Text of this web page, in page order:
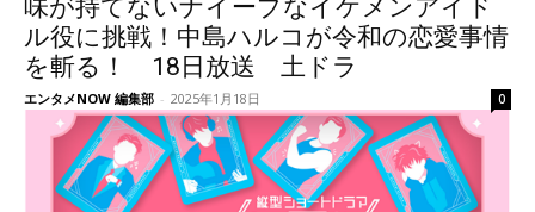
味が持てないナイーブなイケメンアイド
ル役に挑戦！中島ハルコが令和の恋愛事情
を斬る！ 18日放送 土ドラ
エンタメNOW 編集部 - 2025年1月18日 0